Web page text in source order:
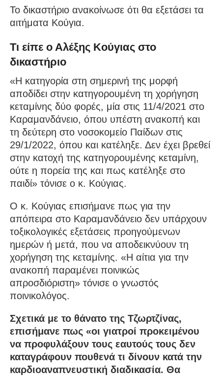
Το δικαστήριο ανακοίνωσε ότι θα εξετάσει τα
αιτήματα Κούγια.
Τι είπε ο Αλέξης Κούγιας στο
δικαστήριο
«Η κατηγορία στη σημερινή της μορφή
αποδίδει στην κατηγορουμένη τη χορήγηση
κεταμίνης δύο φορές, μία στις 11/4/2021 στο
Καραμανδάνειο, όπου υπέστη ανακοπή και
τη δεύτερη στο νοσοκομείο Παίδων στις
29/1/2022, όπου και κατέληξε. Δεν έχει βρεθεί
στην κατοχή της κατηγορουμένης κεταμίνη,
ούτε η πορεία της και πως κατέληξε στο
παιδί» τόνισε ο κ. Κούγιας.
Ο κ. Κούγιας επισήμανε πως για την
απόπειρα στο Καραμανδάνειο δεν υπάρχουν
τοξικολογικές εξετάσεις προηγούμενων
ημερών ή μετά, που να αποδεικνύουν τη
χορήγηση της κεταμίνης. «Η αίτια για την
ανακοπή παραμένει ποινικώς
απροσδιόριστη» τόνισε ο γνωστός
ποινικολόγος.
Σχετικά με το θάνατο της Τζωρτζίνας,
επισήμανε πως «οι γιατροί προκειμένου
να προφυλάξουν τους εαυτούς τους δεν
καταγράφουν πουθενά τι δίνουν κατά την
καρδιοαναπνευστική διαδικασία. Θα